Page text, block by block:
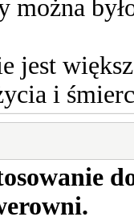
można
jest
i